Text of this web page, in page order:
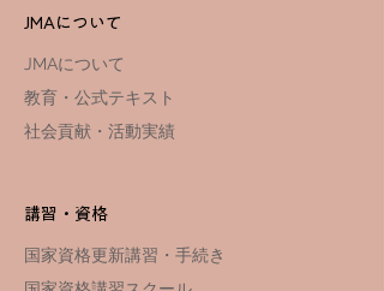
JMAについて
JMAについて
教育・公式テキスト
社会貢献・活動実績
講習・資格
国家資格更新講習・手続き